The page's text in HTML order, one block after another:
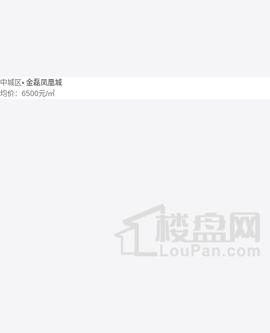
中城区• 金磊凤凰城
均价： 6500元/㎡